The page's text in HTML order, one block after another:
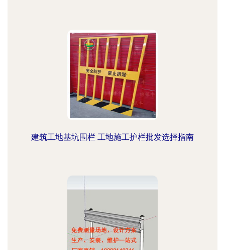
建筑工地基坑围栏 工地施工护栏批发选择指南